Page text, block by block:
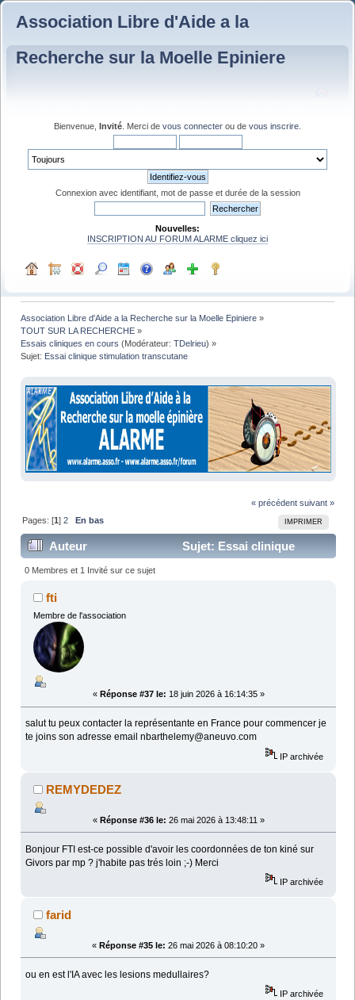
Association Libre d'Aide a la
Recherche sur la Moelle Epiniere
Bienvenue, Invité . Merci de vous connecter ou de vous inscrire
Connexion avec identifiant, mot de passe et durée de la session
Nouvelles:
INSCRIPTION AU FORUM ALARME cliquez ici
Association Libre d'Aide a la Recherche sur la Moelle Epiniere »
TOUT SUR LA RECHERCHE »
Essais cliniques en cours (Modérateur:TDelrieu) »
Sujet: Essai clinique stimulation transcutane
« précédent suivant »
IMPRIMER
Pages: [1]2 En bas
Auteur
Sujet: Essai clinique
stimulation transcutane (Lu 122565 fois)
0 Membres et 1 Invité sur ce sujet
fti
Membre de l'association
« Réponse #37 le: 18 juin 2026 à 16:14:35 »
salut tu peux contacter la représentante en France pour commencer je
te joins son adresse email nbarthelemy@aneuvo.com
IP archivée
REMYDEDEZ
« Réponse #36 le: 26 mai 2026 à 13:48:11 »
Bonjour FTI est-ce possible d'avoir les coordonnées de ton kiné sur
Givors par mp ? j'habite pas trés loin ;-) Merci
IP archivée
farid
« Réponse #35 le: 26 mai 2026 à 08:10:20 »
ou en est l'IA avec les lesions medullaires?
IP archivée